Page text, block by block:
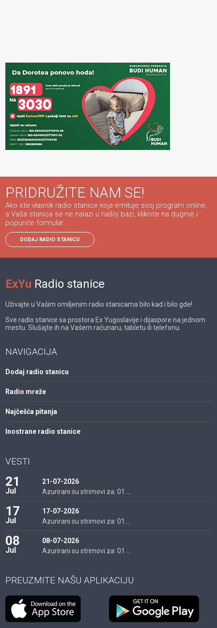
PRIDRUŽITE NAM SE!
Ako ste vlasnik radio stanice koja emituje svoj program online,
a Vaša stanica se ne nalazi u našoj bazi, kliknite na dugme i
popunite formular.
DODAJ RADIO STANICU
ExYu Radio stanice
Uživajte u Vašim omiljenim radio stanicama bilo kad i bilo gde!
Sve radio stanice sa prostora Ex Yugoslavije i dijaspore na jednom
mestu. Slušajte ih na Vašem računaru, tabletu ili telefonu.
NAVIGACIJA
Dodaj radio stanicu
Radio mreže
Najčešća pitanja
Inostrane radio stanice
VESTI
21
Jul
21-07-2026
Azurirani su strimovi za: 01....
17
Jul
17-07-2026
Azurirani su strimovi za: 01....
08
Jul
08-07-2026
Azurirani su strimovi za: 01....
PREUZMITE NAŠU APLIKACIJU